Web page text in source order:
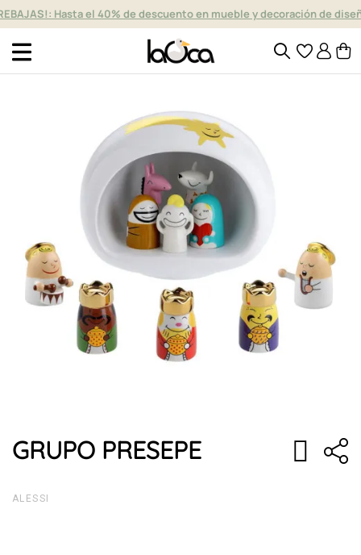
Hasta el 40% de descuento en mueble y decoración de
GRUPO PRESEPE
ALESSI